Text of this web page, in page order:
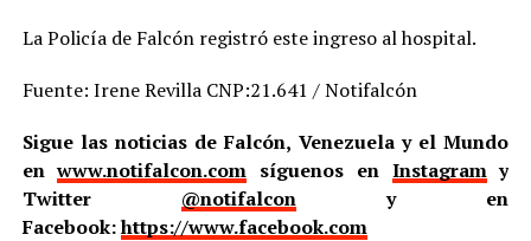
La Policía de Falcón registró este ingreso al hospital.
Fuente: Irene Revilla CNP:21.641 / Notifalcón
Sigue las noticias de Falcón, Venezuela y el Mundo
enwww.notifalcon.com síguenos en Instagramy
Twitter @notifalcony en
Facebook:https://www.facebook.com